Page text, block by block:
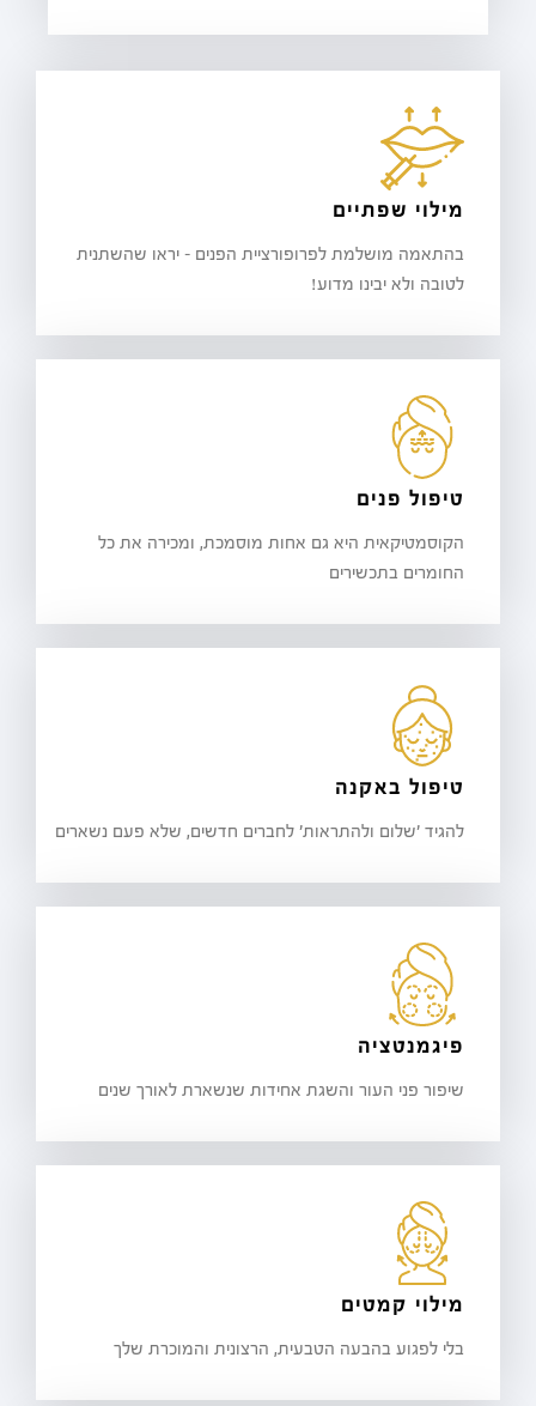
מילוי שפתיים
בהתאמה מושלמת לפרופורציית הפנים - יראו שהשתנית
לטובה ולא יבינו מדוע!
טיפול פנים
הקוסמטיקאית היא גם אחות מוסמכת, ומכירה את כל
החומרים בתכשירים
טיפול באקנה
להגיד 'שלום ולהתראות' לחברים חדשים, שלא פעם נשארים
פיגמנטציה
שיפור פני העור והשגת אחידות שנשארת לאורך שנים
מילוי קמטים
בלי לפגוע בהבעה הטבעית, הרצונית והמוכרת שלך